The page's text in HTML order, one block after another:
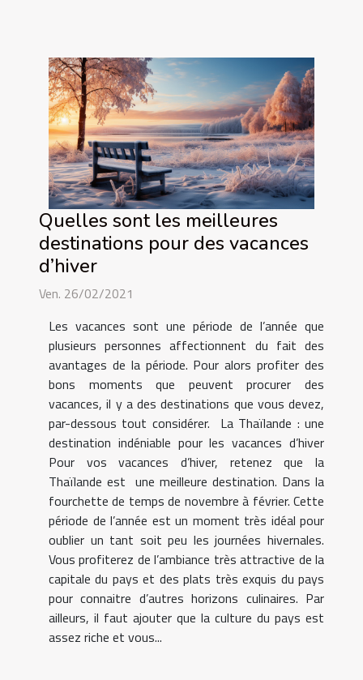
Quelles sont les meilleures
destinations pour des vacances
d’hiver
Ven. 26/02/2021
Les vacances sont une période de l’année que
plusieurs personnes affectionnent du fait des
avantages de la période. Pour alors profiter des
bons moments que peuvent procurer des
vacances, il y a des destinations que vous devez,
par-dessous tout considérer. La Thaïlande : une
destination indéniable pour les vacances d’hiver
Pour vos vacances d’hiver, retenez que la
Thaïlande est une meilleure destination. Dans la
fourchette de temps de novembre à février. Cette
période de l’année est un moment très idéal pour
oublier un tant soit peu les journées hivernales.
Vous profiterez de l’ambiance très attractive de la
capitale du pays et des plats très exquis du pays
pour connaitre d’autres horizons culinaires. Par
ailleurs, il faut ajouter que la culture du pays est
assez riche et vous...